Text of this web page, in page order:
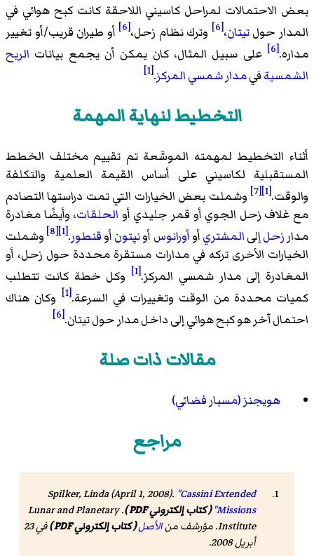
بعض الاحتمالات لمراحل كاسيني اللاحقة كانتكبح هوائي في
المدار حولتيتان،[6] وترك نظام زحل،[6]
أو طيران قريب/أو تغيير
مداره.[6] على سبيل المثال، كان يمكن أن يجمع بيانات الريح
الشمسيةفيمدار شمسي المركز.
[1]
التخطيط لنهاية المهمة
أثناء التخطيط لمهمته الموسَّعة تم تقييم مختلف الخطط
المستقبلية لكاسيني على أساس القيمة العلمية والتكلفة
والوقت.[1]
[7]
وشملت بعض الخيارات التي تمت دراستها التصادم
مع غلاف زحل الجوي أو قمر جليدي أو الحلقات، وأيضًا مغادرة
مدارزحلإلىالمشتريأوأورانوس أونپتونأوقنطور.
[1]
[8]
وشملت
الخيارات الأخرى تركه في مدارات مستقرة محددة حول زحل، أو
المغادرة إلى مدار شمسي المركز.[1]
وكل خطة كانت تتطلب
كميات محددة من الوقت وتغييرات في السرعة.[1]
وكان هناك
احتمال آخر هو كبح هوائي إلى داخل مدار حول تيتان.[6]
مقالات ذات صلة
هويجنز (مسبار فضائي)
مراجع
Spilker, Linda (April 1, 2008). "Cassini Extended
Missions" ( كتاب إلكتروني PDF )
. Lunar and Planetary
Institute. مؤرشف من
الأصل( كتاب إلكتروني PDF )
في 23
أبريل 2008.